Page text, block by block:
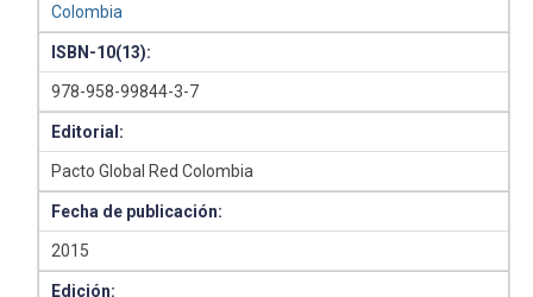
Colombia
ISBN-10(13):
978-958-99844-3-7
Editorial:
Pacto Global Red Colombia
Fecha de publicación:
2015
Edición: